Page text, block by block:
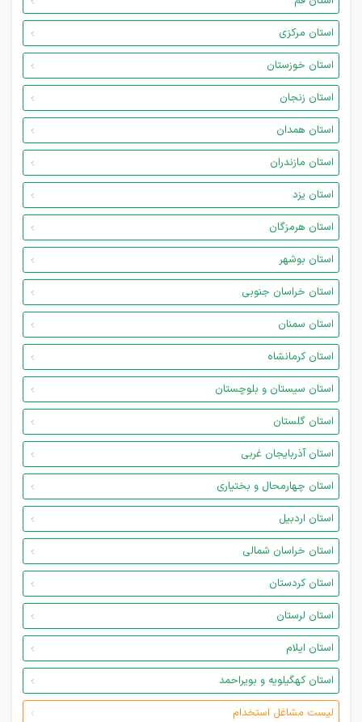
استان مرکزی
استان خوزستان
استان زنجان
استان همدان
استان مازندران
استان یزد
استان هرمزگان
استان بوشهر
استان خراسان جنوبی
استان سمنان
استان کرمانشاه
استان سیستان و بلوچستان
استان گلستان
استان آذربایجان غربی
استان چهارمحال و بختیاری
استان اردبیل
استان خراسان شمالی
استان کردستان
استان لرستان
استان ایلام
استان کهگیلویه و بویراحمد
لیست مشاغل استخدام